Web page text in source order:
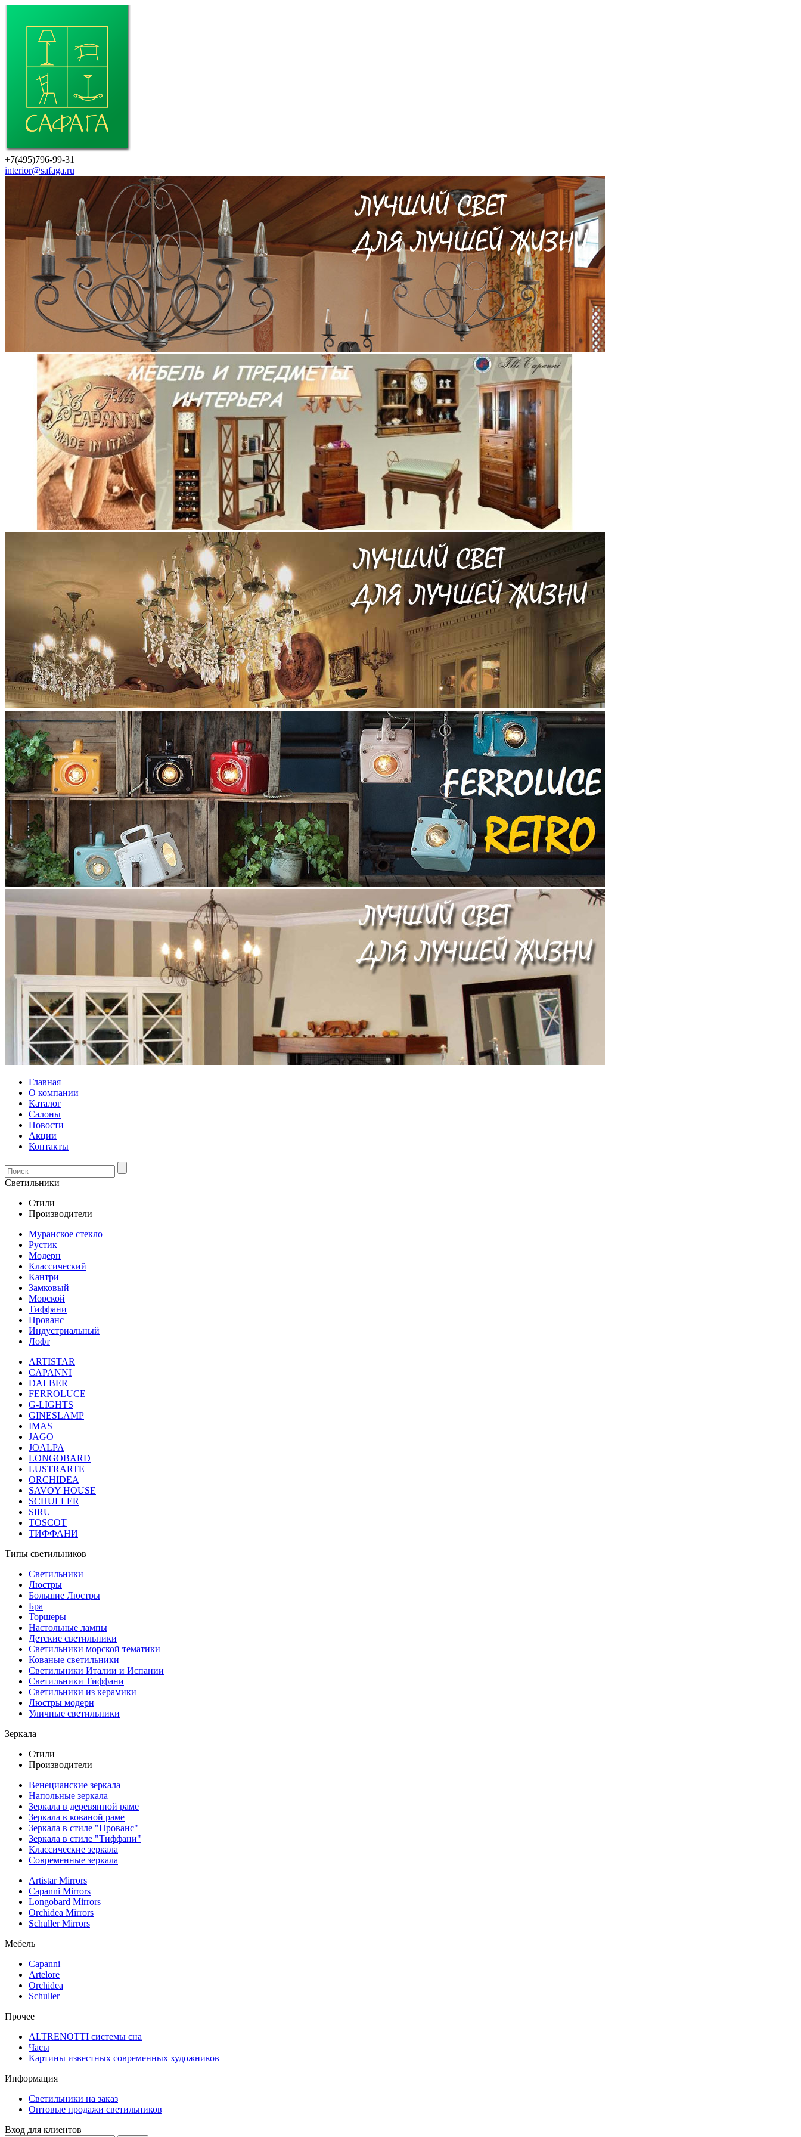
+7(495)796-99-31
interior@safaga.ru
Главная
О компании
Каталог
Салоны
Новости
Акции
Контакты
Светильники
Стили
Производители
Муранское стекло
Рустик
Модерн
Классический
Кантри
Замковый
Морской
Тиффани
Прованс
Индустриальный
Лофт
ARTISTAR
CAPANNI
DALBER
FERROLUCE
G-LIGHTS
GINESLAMP
IMAS
JAGO
JOALPA
LONGOBARD
LUSTRARTE
ORCHIDEA
SAVOY HOUSE
SCHULLER
SIRU
TOSCOT
ТИФФАНИ
Типы светильников
Светильники
Люстры
Большие Люстры
Бра
Торшеры
Настольные лампы
Детские светильники
Светильники морской тематики
Кованые светильники
Светильники Италии и Испании
Светильники Тиффани
Светильники из керамики
Люстры модерн
Уличные светильники
Зеркала
Стили
Производители
Венецианские зеркала
Напольные зеркала
Зеркала в деревянной раме
Зеркала в кованой раме
Зеркала в стиле "Прованс"
Зеркала в стиле "Тиффани"
Классические зеркала
Современные зеркала
Artistar Mirrors
Capanni Mirrors
Longobard Mirrors
Orchidea Mirrors
Schuller Mirrors
Мебель
Capanni
Artelore
Orchidea
Schuller
Прочее
ALTRENOTTI системы сна
Часы
Картины известных современных художников
Информация
Светильники на заказ
Оптовые продажи светильников
Вход для клиентов